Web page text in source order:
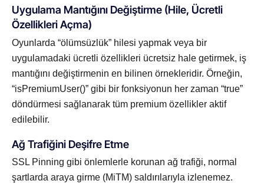
Uygulama Mantığını Değiştirme (Hile, Ücretli
Özellikleri Açma)
Oyunlarda “ölümsüzlük” hilesi yapmak veya bir
uygulamadaki ücretli özellikleri ücretsiz hale getirmek, iş
mantığını değiştirmenin en bilinen örnekleridir. Örneğin,
“isPremiumUser()” gibi bir fonksiyonun her zaman “true”
döndürmesi sağlanarak tüm premium özellikler aktif
edilebilir.
Ağ Trafiğini Deşifre Etme
SSL Pinning gibi önlemlerle korunan ağ trafiği, normal
şartlarda araya girme (MiTM) saldırılarıyla izlenemez.